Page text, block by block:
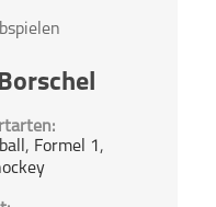
, Formel 1 ,